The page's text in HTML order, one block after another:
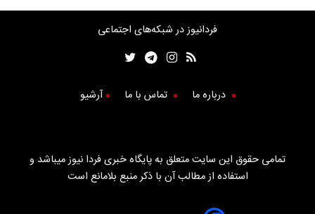
فردانیوز در شبکه‌های اجتماعی
درباره ما تماس با ما آرشیو
تمامی حقوق این سایت متعلق به پایگاه خبری فردا نیوز میباشد و
استفاده از مطالب آن با ذکر منبع بلامانع است